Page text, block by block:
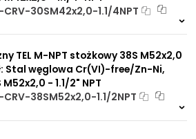
30SM42x2,0-1.1/4NPT
TEL M-NPT stożkowy 38S M52x2,0
Stal węglowa Cr(VI)-free/Zn-Ni,
- 1.1/2" NPT
38SM52x2,0-1.1/2NPT